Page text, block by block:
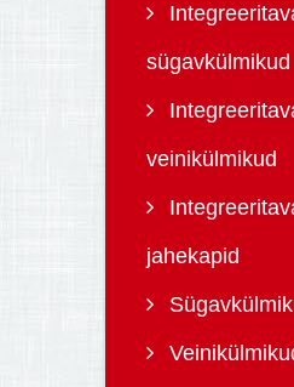
sügavkülmikud
veinikülmikud
jahekapid